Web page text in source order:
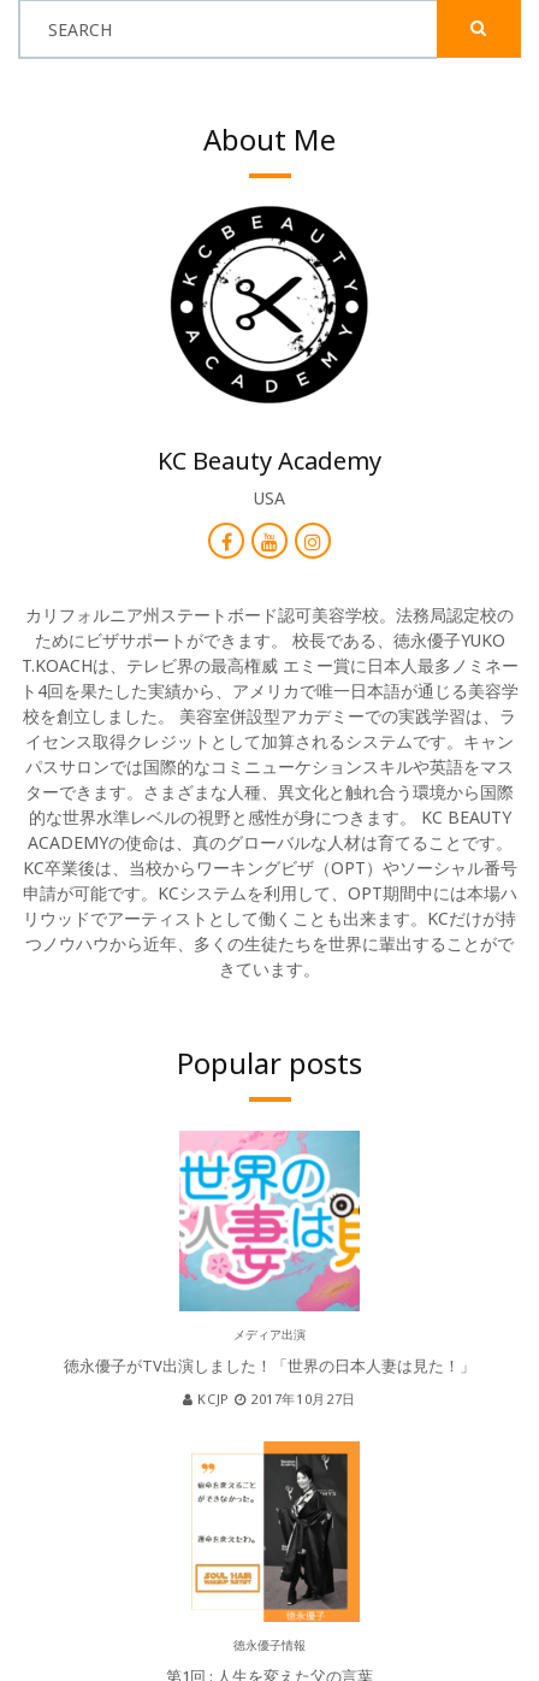
SEARCH
About Me
KC Beauty Academy
USA
カリフォルニア州ステートボード認可美容学校。法務局認定校の
ためにビザサポートができます。 校長である、徳永優子YUKO
T.KOACHは、テレビ界の最高権威 エミー賞に日本人最多ノミネー
ト4回を果たした実績から、アメリカで唯一日本語が通じる美容学
校を創立しました。 美容室併設型アカデミーでの実践学習は、ラ
イセンス取得クレジットとして加算されるシステムです。キャン
パスサロンでは国際的なコミニューケションスキルや英語をマス
ターできます。さまざまな人種、異文化と触れ合う環境から国際
的な世界水準レベルの視野と感性が身につきます。 KC BEAUTY
ACADEMYの使命は、真のグローバルな人材は育てることです。
KC卒業後は、当校からワーキングビザ（OPT）やソーシャル番号
申請が可能です。KCシステムを利用して、OPT期間中には本場ハ
リウッドでアーティストとして働くことも出来ます。KCだけが持
つノウハウから近年、多くの生徒たちを世界に輩出することがで
きています。
Popular posts
メディア出演
徳永優子がTV出演しました！「世界の日本人妻は見た！」
KCJP 2017年10月27日
徳永優子情報
第1回 : 人生を変えた父の言葉